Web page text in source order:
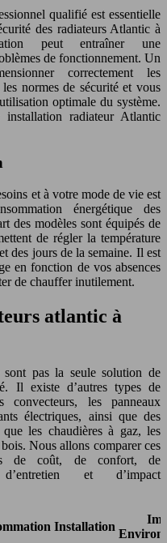
qualifié est essentielle
des radiateurs Atlantic à
peut entraîner une
de fonctionnement. Un
correctement les
normes de sécurité et vous
optimale du système.
radiateur Atlantic
et à votre mode de vie est
énergétique des
des modèles sont équipés de
de régler la température
des jours de la semaine. Il est
en fonction de vos absences
de chauffer inutilement.
atlantic à
pas la seule solution de
Il existe d’autres types de
convecteurs, les panneaux
électriques, ainsi que des
les chaudières à gaz, les
Nous allons comparer ces
de coût, de confort, de
d’entretien et d’impact
Installation